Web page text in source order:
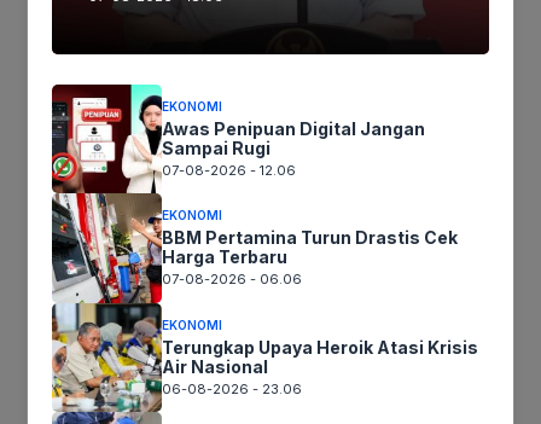
Ikutikami :
Tinggalkan komentar
Komentar
EKONOMI
Awas Penipuan Digital Jangan
Sampai Rugi
07-08-2026 - 12.06
EKONOMI
BBM Pertamina Turun Drastis Cek
Harga Terbaru
07-08-2026 - 06.06
EKONOMI
Terungkap Upaya Heroik Atasi Krisis
Air Nasional
06-08-2026 - 23.06